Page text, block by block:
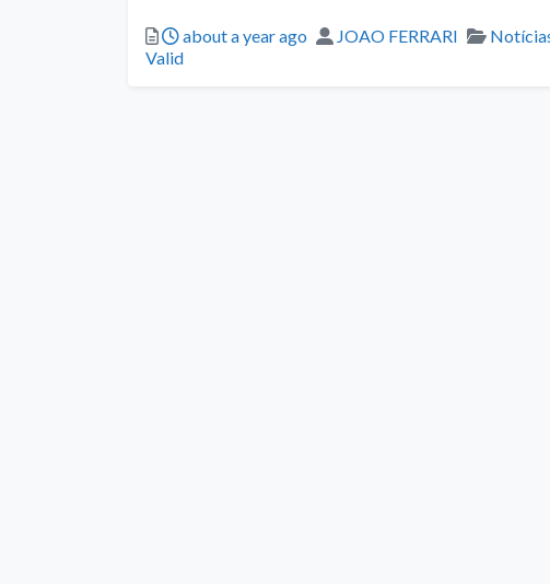
Posted
about a year ago Author
JOAO FERRARI
Valid